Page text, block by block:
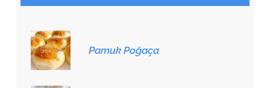
Pamuk Poğaça